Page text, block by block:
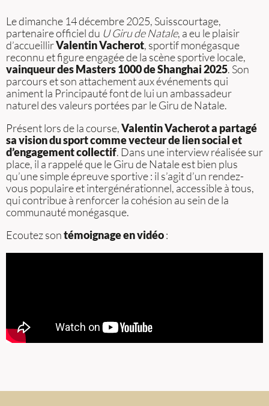
Le dimanche 14 décembre 2025, Suisscourtage,
partenaire officiel du U Giru de Natale, a eu le plaisir
d’accueillirValentin Vacherot, sportif monégasque
reconnu et figure engagée de la scène sportive locale,
vainqueur des Masters 1000 de Shanghai 2025. Son
parcours et son attachement aux événements qui
animent la Principauté font de lui un ambassadeur
naturel des valeurs portées par le Giru de Natale.
Présent lors de la course,Valentin Vacherot a partagé
sa vision du sport comme vecteur de lien social et
d’engagement collectif. Dans une interview réalisée sur
place, il a rappelé que le Giru de Natale est bien plus
qu’une simple épreuve sportive : il s’agit d’un rendez-
vous populaire et intergénérationnel, accessible à tous,
qui contribue à renforcer la cohésion au sein de la
communauté monégasque.
Ecoutez sontémoignage en vidéo: